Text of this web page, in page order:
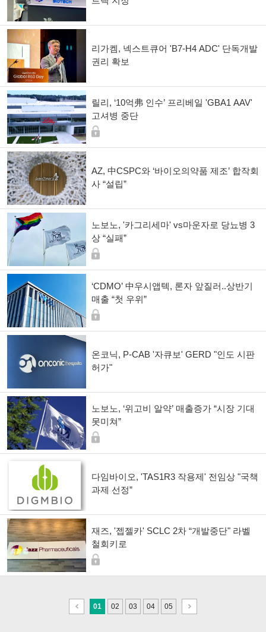
리가켐, 넥스트큐어 'B7-H4 ADC' 단독개발
권리 확보
릴리, ‘10억弗 인수’ 프리베일 'GBA1 AAV'
고셔병 중단
AZ, 中CSPC와 ‘바이오의약품 제조’ 합작회
사 “설립”
노보노, '카그리세마' vs마운자로 당뇨병 3
상 “실패”
‘CDMO’ 中우시앱텍, 론자 앞질러..상반기
매출 “첫 우위”
온코닉, P-CAB '자큐보' GERD "인도 시판
허가"
노보노, ‘위고비 알약’ 매출증가 “시장 기대
못미쳐”
다임바이오, 'TAS1R3 작용제' 전임상 "국책
과제 선정”
재즈, '젭젤카' SCLC 2차 “개발중단" 라벨
철회키로
이
전
01 02 03 04 05
다
음